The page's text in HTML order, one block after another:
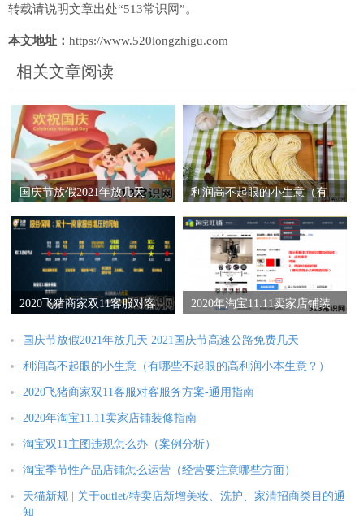
转载请说明文章出处“513常识网”。
本文地址： https://www.520longzhigu.com
相关文章阅读
国庆节放假2021年放几天
天
利润高不起眼的小生意（有
意？）
2020飞猪商家双11客服对客
2020年淘宝11.11卖家店铺装
国庆节放假2021年放几天 2021国庆节高速公路免费几天
利润高不起眼的小生意（有哪些不起眼的高利润小本生意？）
2020飞猪商家双11客服对客服务方案-通用指南
2020年淘宝11.11卖家店铺装修指南
淘宝双11主图违规怎么办（案例分析）
淘宝季节性产品店铺怎么运营（经营要注意哪些方面）
天猫新规 | 关于outlet/特卖店新增美妆、洗护、家清招商类目的通
知